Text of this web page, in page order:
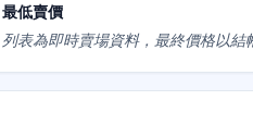
最低賣價
列表為即時賣場資料，最終價格以結